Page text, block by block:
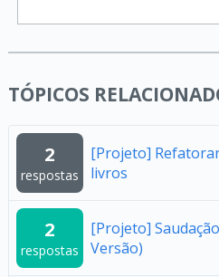
TÓPICOS
2
respostas
[Projeto]
livros
2
respostas
[Projeto]
Versão)